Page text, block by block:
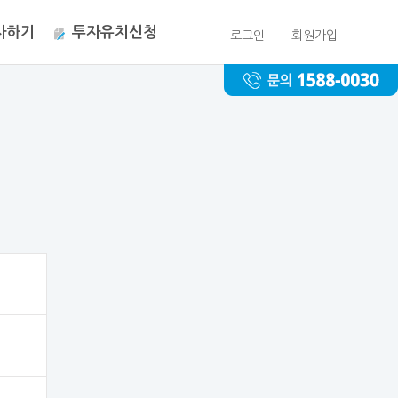
하기 투자유치신청 로그인 회원가입